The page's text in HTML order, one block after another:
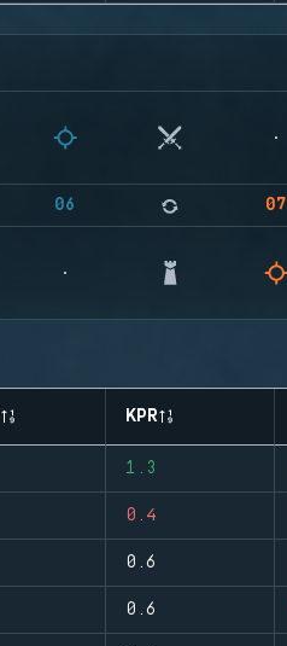
06 07
KPR
1.3
0.4
0.6
0.6